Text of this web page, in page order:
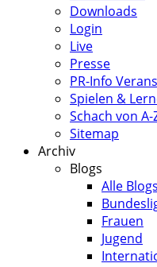
Downloads
Login
Live
Presse
PR-Info
Spielen &
Schach von A-
Sitemap
Archiv
Blogs
Alle Blogs
Frauen
Jugend